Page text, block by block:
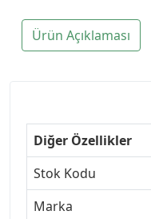
Ürün Açıklaması
Diğer Özellikler
Stok Kodu
Marka